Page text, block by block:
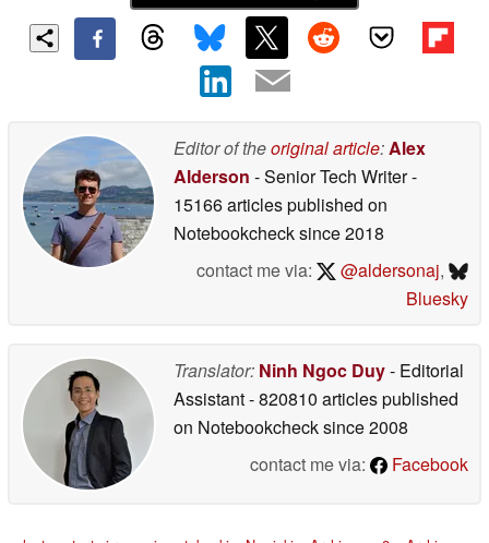
Editor of theoriginal article: Alex
Alderson - Senior Tech Writer-
15166 articles published on
Notebookchecksince 2018
contact me via:
@aldersonaj,
Bluesky
Translator: Ninh Ngoc Duy- Editorial
Assistant- 820810 articles published
on Notebookchecksince 2008
contact me via:
Facebook